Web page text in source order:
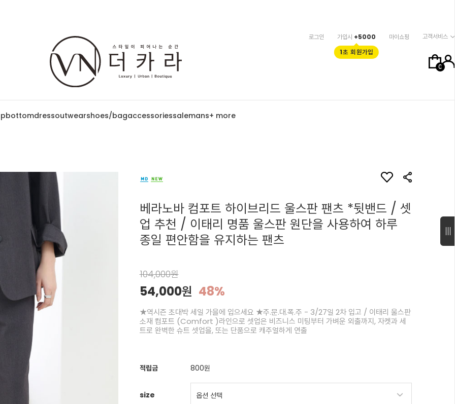
0
로그인 가입시 +5000
1초 회원가입
마이쇼핑 고객서비스
bottomdressoutwearshoes/bagaccessoriessalemans+ more
베라노바 컴포트 하이브리드 울스판 팬츠 *뒷밴드 / 셋
업 추천 / 이태리 명품 울스판 원단을 사용하여 하루
종일 편안함을 유지하는 팬츠
104,000원
54,000원 48%
★역시즌 초대박 세일 가을에 입으세요 ★주.문.대.폭.주 - 3/27일 2차 입고 / 이태리 울스판
소재 컴포트 (Comfort )라인으로 셋업은 비즈니스 미팅부터 가벼운 외출까지, 자켓과 세
트로 완벽한 슈트 셋업을, 또는 단품으로 캐주얼하게 연출
적립금 800원
size